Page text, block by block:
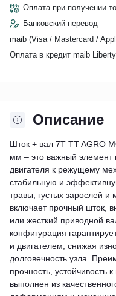
Оплата при получении
Банковский перевод
maib (Visa / Mastercard /
Оплата в кредит maib
Описание
Шток + вал 7Т TT AGRO
мм – это важный элемент
двигателя к режущему
стабильную и
травы, густых зарослей и
включает прочный шток,
или жесткий приводной
конфигурация
и двигателем, снижая
долговечность узла.
прочность, устойчивость
выполнен из